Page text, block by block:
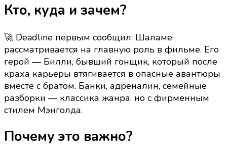
Мэнголдом
Кто, куда и зачем?
🚀 Deadline первым сообщил: Шаламе
рассматривается на главную роль в фильме. Его
герой — Билли, бывший гонщик, который после
краха карьеры втягивается в опасные авантюры
вместе с братом. Банки, адреналин, семейные
разборки — классика жанра, но с фирменным
стилем Мэнголда.
Почему это важно?